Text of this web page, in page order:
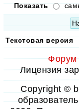
Показать
Текстовая версия
Форум
Лицензия
Copyright ©